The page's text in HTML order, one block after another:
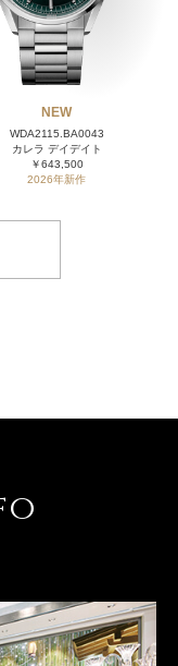
NEW
WDA2115.BA0043
カレラ デイデイト
￥643,500
2026年新作